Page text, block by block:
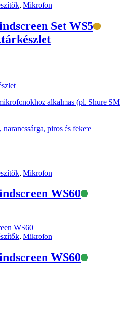
, Mikrofon
Set WS5
alkalmas (pl. Shure SM
narancssárga, piros és fekete
, Mikrofon
WS60
, Mikrofon
WS60